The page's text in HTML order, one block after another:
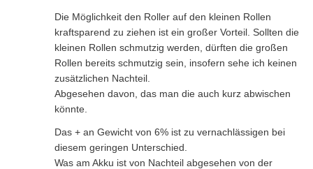
Die Möglichkeit den Roller auf den kleinen Rollen
kraftsparend zu ziehen ist ein großer Vorteil. Sollten die
kleinen Rollen schmutzig werden, dürften die großen
Rollen bereits schmutzig sein, insofern sehe ich keinen
zusätzlichen Nachteil.
Abgesehen davon, das man die auch kurz abwischen
könnte.
Das + an Gewicht von 6% ist zu vernachlässigen bei
diesem geringen Unterschied.
Was am Akku ist von Nachteil abgesehen von der